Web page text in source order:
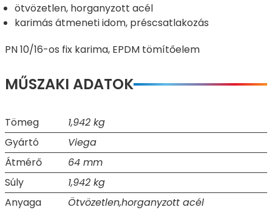
ötvözetlen, horganyzott acél
karimás átmeneti idom, préscsatlakozás
PN 10/16-os fix karima, EPDM tömítőelem
MŰSZAKI ADATOK
Tömeg
1,942 kg
Gyártó
Viega
Átmérő
64 mm
Súly
1,942 kg
Anyaga
Ötvözetlen,horganyzott acél